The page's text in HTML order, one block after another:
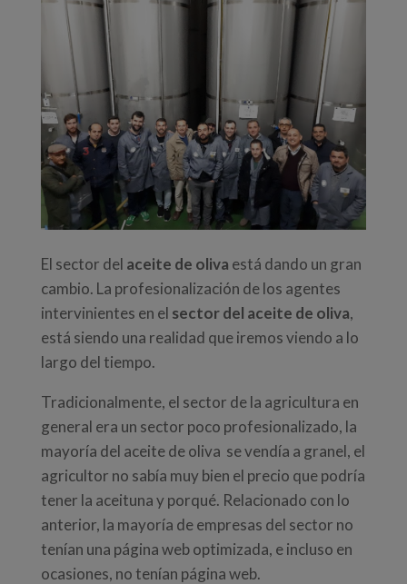
El sector del aceite de oliva está dando un gran
cambio. La profesionalización de los agentes
intervinientes en el sector del aceite de oliva,
está siendo una realidad que iremos viendo a lo
largo del tiempo.
Tradicionalmente, el sector de la agricultura en
general era un sector poco profesionalizado, la
mayoría del aceite de oliva se vendía a granel, el
agricultor no sabía muy bien el precio que podría
tener la aceituna y porqué. Relacionado con lo
anterior, la mayoría de empresas del sector no
tenían una página web optimizada, e incluso en
ocasiones, no tenían página web.